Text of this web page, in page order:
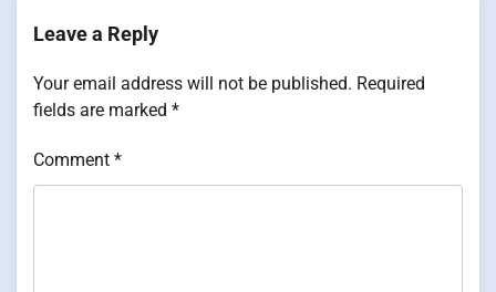
Leave a Reply
Your email address will not be published. Required
fields are marked *
Comment *